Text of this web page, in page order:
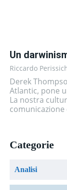
Un
Riccardo
Derek
Atlantic, pone
La nostra
comunicazione
Categorie
Analisi